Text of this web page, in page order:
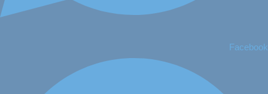
Facebook